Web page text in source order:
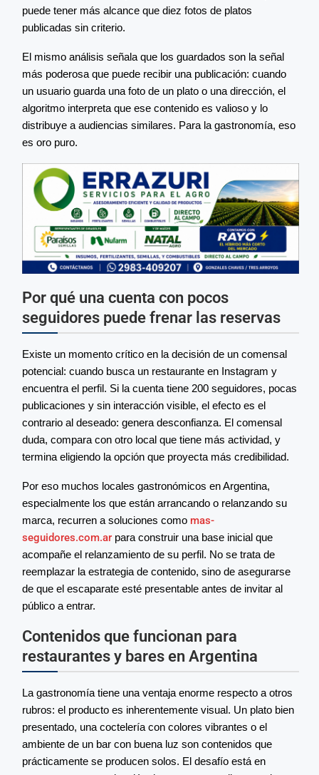
puede tener más alcance que diez fotos de platos
publicadas sin criterio.
El mismo análisis señala que los guardados son la señal
más poderosa que puede recibir una publicación: cuando
un usuario guarda una foto de un plato o una dirección, el
algoritmo interpreta que ese contenido es valioso y lo
distribuye a audiencias similares. Para la gastronomía, eso
es oro puro.
Por qué una cuenta con pocos
seguidores puede frenar las reservas
Existe un momento crítico en la decisión de un comensal
potencial: cuando busca un restaurante en Instagram y
encuentra el perfil. Si la cuenta tiene 200 seguidores, pocas
publicaciones y sin interacción visible, el efecto es el
contrario al deseado: genera desconfianza. El comensal
duda, compara con otro local que tiene más actividad, y
termina eligiendo la opción que proyecta más credibilidad.
Por eso muchos locales gastronómicos en Argentina,
especialmente los que están arrancando o relanzando su
marca, recurren a soluciones como mas-
seguidores.com.ar para construir una base inicial que
acompañe el relanzamiento de su perfil. No se trata de
reemplazar la estrategia de contenido, sino de asegurarse
de que el escaparate esté presentable antes de invitar al
público a entrar.
Contenidos que funcionan para
restaurantes y bares en Argentina
La gastronomía tiene una ventaja enorme respecto a otros
rubros: el producto es inherentemente visual. Un plato bien
presentado, una coctelería con colores vibrantes o el
ambiente de un bar con buena luz son contenidos que
prácticamente se producen solos. El desafío está en